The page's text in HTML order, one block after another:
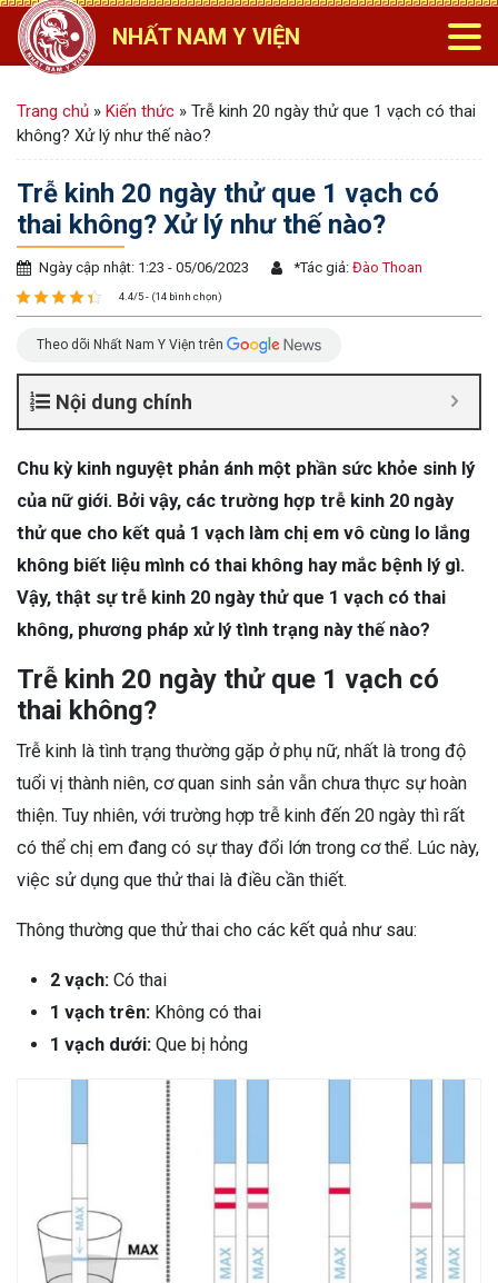
NHẤT NAM Y VIỆN
Trang chủ » Kiến thức » Trễ kinh 20 ngày thử que 1 vạch có thai
không? Xử lý như thế nào?
Trễ kinh 20 ngày thử que 1 vạch có
thai không? Xử lý như thế nào?
Ngày cập nhật: 1:23 - 05/06/2023 *Tác giả: Đào Thoan
4.4/5 - (14 bình chọn)
Theo dõi Nhất Nam Y Viện trên
Nội dung chính
Chu kỳ kinh nguyệt phản ánh một phần sức khỏe sinh lý
của nữ giới. Bởi vậy, các trường hợp trễ kinh 20 ngày
thử que cho kết quả 1 vạch làm chị em vô cùng lo lắng
không biết liệu mình có thai không hay mắc bệnh lý gì.
Vậy, thật sự trễ kinh 20 ngày thử que 1 vạch có thai
không, phương pháp xử lý tình trạng này thế nào?
Trễ kinh 20 ngày thử que 1 vạch có
thai không?
Trễ kinh là tình trạng thường gặp ở phụ nữ, nhất là trong độ
tuổi vị thành niên, cơ quan sinh sản vẫn chưa thực sự hoàn
thiện. Tuy nhiên, với trường hợp trễ kinh đến 20 ngày thì rất
có thể chị em đang có sự thay đổi lớn trong cơ thể. Lúc này,
việc sử dụng que thử thai là điều cần thiết.
Thông thường que thử thai cho các kết quả như sau:
2 vạch: Có thai
1 vạch trên: Không có thai
1 vạch dưới: Que bị hỏng